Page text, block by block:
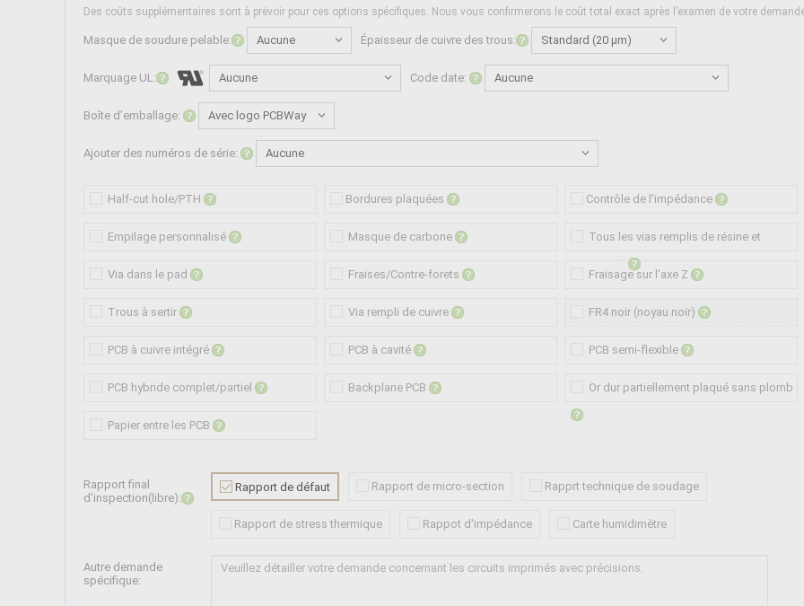
Des coûts supplémentaires sont à prévoir pour ces options spécifiques. Nous vous confirmerons le coût total exact après l’examen de votre
Masque de soudure pelable: Épaisseur de cuivre des trous:
Marquage UL: Code date:
Boîte d’emballage:
Ajouter des numéros de série:
Half-cut hole/PTH Bordures plaquées Contrôle de l’impédance
Empilage personnalisé Masque de carbone
Tous les vias remplis de résine et
recouverts
Via dans le pad
Fraises/Contre-forets Fraisage sur l’axe Z
Trous à sertir Via rempli de cuivre FR4 noir (noyau noir)
PCB à cuivre intégré PCB à cavité PCB semi-flexible
PCB hybride complet/partiel Backplane PCB Or dur partiellement plaqué sans plomb
Papier entre les PCB
Rapport final
d'inspection(libre):
Rapport de défaut Rapport de micro-section Rapprt technique de soudage
Rapport de stress thermique Rappot d'impédance Carte humidimètre
Autre demande
spécifique: